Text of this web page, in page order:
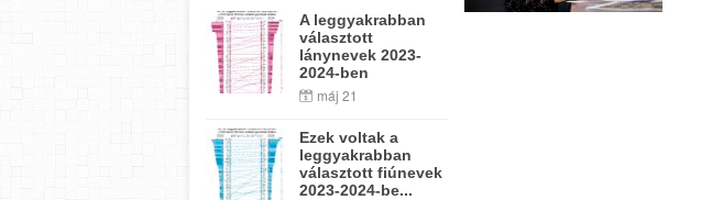
A leggyakrabban
választott
lánynevek 2023-
2024-ben
máj 21
Ezek voltak a
leggyakrabban
választott fiúnevek
2023-2024-be...